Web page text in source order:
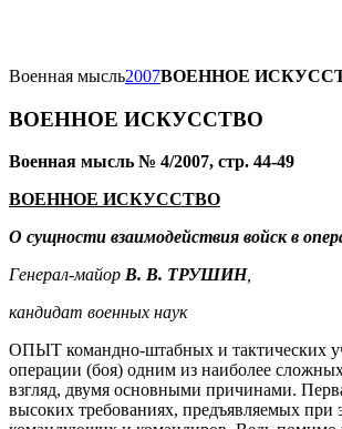
Военная мысль2007ВОЕННОЕ
ВОЕННОЕ ИСКУССТВО
Военная мысль № 4/2007, стр. 44-49
ВОЕННОЕ ИСКУССТВО
О сущности взаимодействия войск в
Генерал-майор В. В. ТРУШИН,
кандидат военных наук
ОПЫТ командно-штабных и тактических
операции (боя) одним из наиболее
взгляд, двумя основными причинами.
высоких требованиях, предъявляемых при